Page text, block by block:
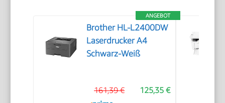
ANGEBOT
Brother HL-L2400DW
Laserdrucker A4
Schwarz-Weiß
125,35 €
161,39 €